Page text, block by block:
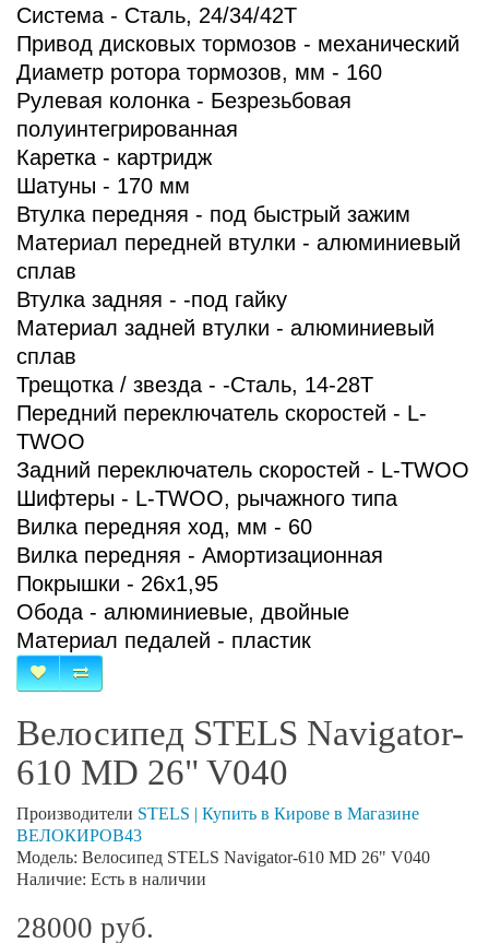
Система - Сталь, 24/34/42Т
Привод дисковых тормозов - механический
Диаметр ротора тормозов, мм - 160
Рулевая колонка - Безрезьбовая
полуинтегрированная
Каретка - картридж
Шатуны - 170 мм
Втулка передняя - под быстрый зажим
Материал передней втулки - алюминиевый
сплав
Втулка задняя - -под гайку
Материал задней втулки - алюминиевый
сплав
Трещотка / звезда - -Сталь, 14-28Т
Передний переключатель скоростей - L-
TWOO
Задний переключатель скоростей - L-TWOO
Шифтеры - L-TWOO, рычажного типа
Вилка передняя ход, мм - 60
Вилка передняя - Амортизационная
Покрышки - 26x1,95
Обода - алюминиевые, двойные
Материал педалей - пластик
Велосипед STELS Navigator-
610 MD 26" V040
Производители STELS | Купить в Кирове в Магазине
ВЕЛОКИРОВ43
Модель: Велосипед STELS Navigator-610 MD 26" V040
Наличие: Есть в наличии
28000 руб.